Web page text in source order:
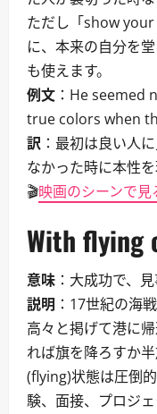
ただし「show
に、本来の自分を
も使えます。
例文 ：He seemed
true colors when
訳 ：最初は良い人
なかった時に本性を
🎬映画のシーンで見
With flying
意味 ：大成功で、
説明 ：17世紀の海
高々と掲げて港に
れば旗を降ろすか
(flying)状態は圧倒
験、面接、プロジ